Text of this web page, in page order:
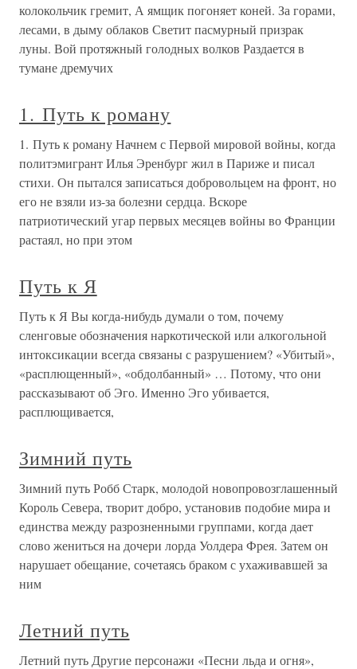
колокольчик гремит, А ямщик погоняет коней. За горами,
лесами, в дыму облаков Светит пасмурный призрак
луны. Вой протяжный голодных волков Раздается в
тумане дремучих
1. Путь к роману
1. Путь к роману Начнем с Первой мировой войны, когда
политэмигрант Илья Эренбург жил в Париже и писал
стихи. Он пытался записаться добровольцем на фронт, но
его не взяли из-за болезни сердца. Вскоре
патриотический угар первых месяцев войны во Франции
растаял, но при этом
Путь к Я
Путь к Я Вы когда-нибудь думали о том, почему
сленговые обозначения наркотической или алкогольной
интоксикации всегда связаны с разрушением? «Убитый»,
«расплющенный», «обдолбанный» … Потому, что они
рассказывают об Эго. Именно Эго убивается,
расплющивается,
Зимний путь
Зимний путь Робб Старк, молодой новопровозглашенный
Король Севера, творит добро, установив подобие мира и
единства между разрозненными группами, когда дает
слово жениться на дочери лорда Уолдера Фрея. Затем он
нарушает обещание, сочетаясь браком с ухаживавшей за
ним
Летний путь
Летний путь Другие персонажи «Песни льда и огня»,